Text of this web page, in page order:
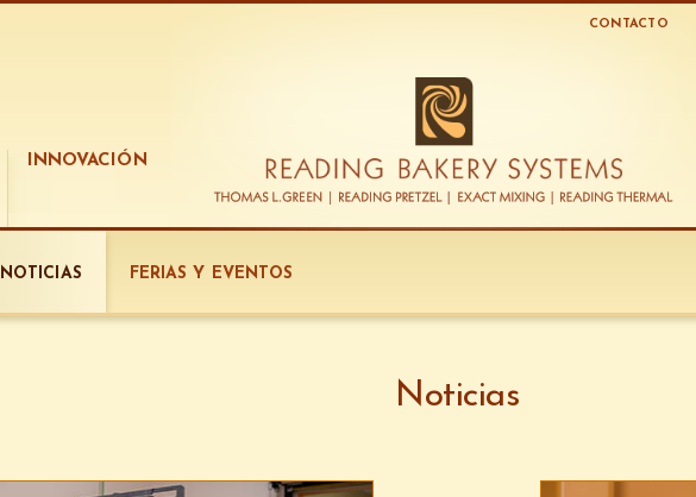
CONTACTO
INNOVACIÓN
NOTICIAS FERIAS Y EVENTOS
Noticias